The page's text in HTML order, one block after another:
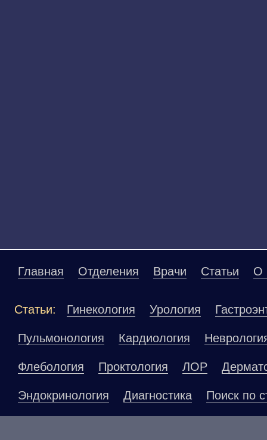
Главная Отделения Врачи Статьи О
Статьи: Гинекология Урология
Пульмонология Кардиология
Флебология Проктология ЛОР
Эндокринология Диагностика Поиск по